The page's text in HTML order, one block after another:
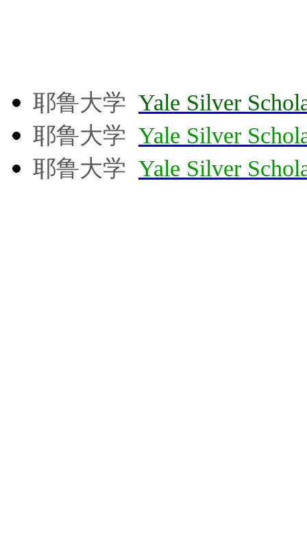
耶鲁大学 Yale Silver
耶鲁大学 Yale Silver
耶鲁大学 Yale Silver